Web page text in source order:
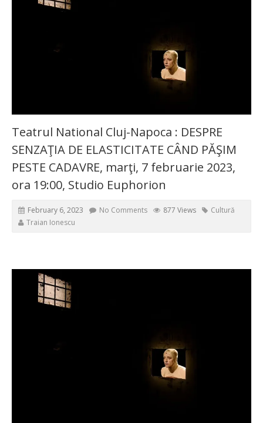
Teatrul National Cluj-Napoca : DESPRE
SENZAŢIA DE ELASTICITATE CÂND PĂŞIM
PESTE CADAVRE, marţi, 7 februarie 2023,
ora 19:00, Studio Euphorion
February 6, 2023 No Comments 877 Views
Cultură
Traian Ionescu